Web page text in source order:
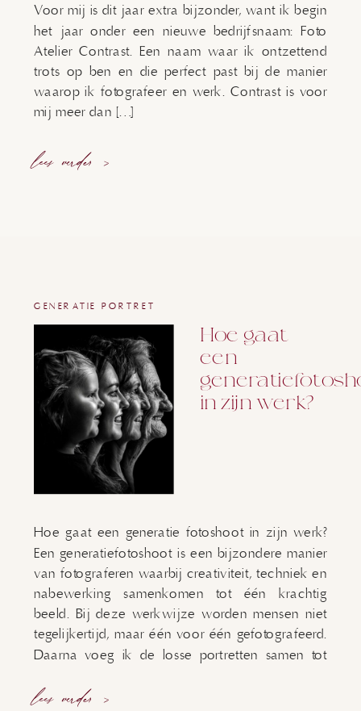
lees verder >
Voor mij is dit jaar extra bijzonder, want ik begin
het jaar onder een nieuwe bedrijfsnaam: Foto
Atelier Contrast. Een naam waar ik ontzettend
trots op ben en die perfect past bij de manier
waarop ik fotografeer en werk. Contrast is voor
mij meer dan […]
lees verder >
Hoe gaat een generatie fotoshoot in zijn werk?
Een generatiefotoshoot is een bijzondere manier
van fotograferen waarbij creativiteit, techniek en
nabewerking samenkomen tot één krachtig
beeld. Bij deze werkwijze worden mensen niet
tegelijkertijd, maar één voor één gefotografeerd.
Daarna voeg ik de losse portretten samen tot
resultaat? Een […]
Hoe gaat
een
in zijn werk?
GENERATIE PORTRET